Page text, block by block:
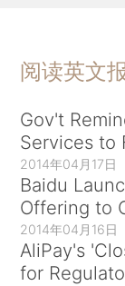
阅读英文
Gov't
Services to
2014年04月17日
Baidu
Offering to
2014年04月16日
AliPay's
for